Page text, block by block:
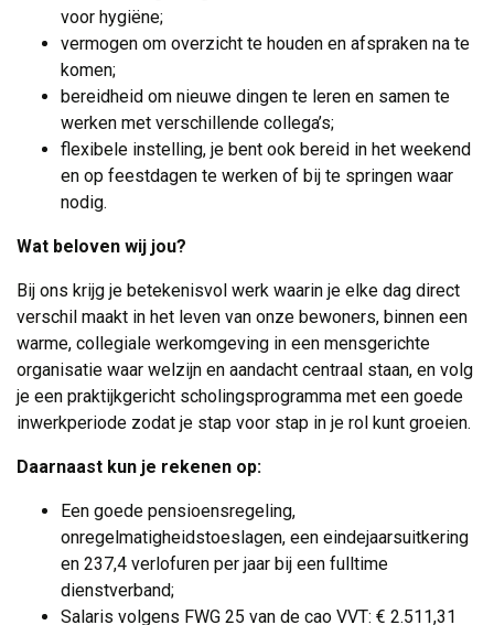
voor hygiëne;
vermogen om overzicht te houden en afspraken na te
komen;
bereidheid om nieuwe dingen te leren en samen te
werken met verschillende collega’s;
flexibele instelling, je bent ook bereid in het weekend
en op feestdagen te werken of bij te springen waar
nodig.
Wat beloven wij jou?
Bij ons krijg je betekenisvol werk waarin je elke dag direct
verschil maakt in het leven van onze bewoners, binnen een
warme, collegiale werkomgeving in een mensgerichte
organisatie waar welzijn en aandacht centraal staan, en volg
je een praktijkgericht scholingsprogramma met een goede
inwerkperiode zodat je stap voor stap in je rol kunt groeien.
Daarnaast kun je rekenen op:
Een goede pensioensregeling,
onregelmatigheidstoeslagen, een eindejaarsuitkering
en 237,4 verlofuren per jaar bij een fulltime
dienstverband;
Salaris volgens FWG 25 van de cao VVT: € 2.511,31